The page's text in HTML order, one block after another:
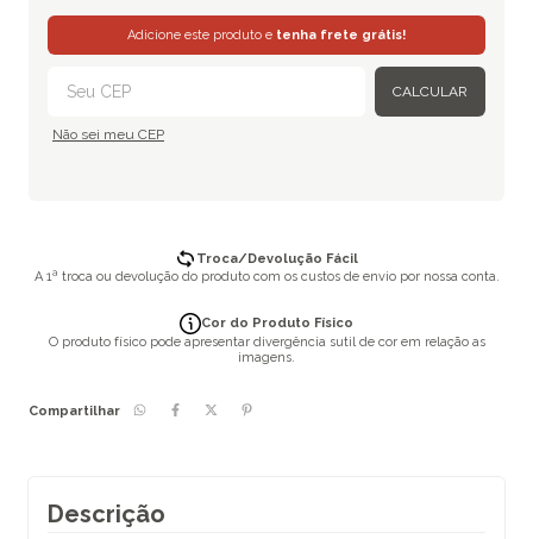
Adicione este produto e tenha frete grátis!
CALCULAR
Não sei meu CEP
Troca/Devolução Fácil
A 1ª troca ou devolução do produto com os custos de envio por nossa conta.
Cor do Produto Físico
O produto físico pode apresentar divergência sutil de cor em relação as
imagens.
Compartilhar
Descrição